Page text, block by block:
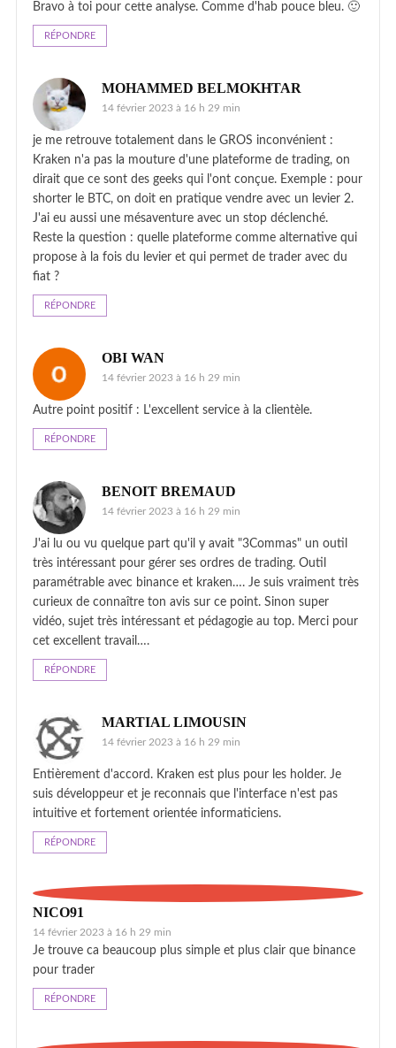
Bravo à toi pour cette analyse. Comme d'hab pouce bleu. 🙂
RÉPONDRE
MOHAMMED BELMOKHTAR
14 février 2023 à 16 h 29 min
je me retrouve totalement dans le GROS inconvénient :
Kraken n'a pas la mouture d'une plateforme de trading, on
dirait que ce sont des geeks qui l'ont conçue. Exemple : pour
shorter le BTC, on doit en pratique vendre avec un levier 2.
J'ai eu aussi une mésaventure avec un stop déclenché.
Reste la question : quelle plateforme comme alternative qui
propose à la fois du levier et qui permet de trader avec du
fiat ?
RÉPONDRE
OBI WAN
14 février 2023 à 16 h 29 min
Autre point positif : L'excellent service à la clientèle.
RÉPONDRE
BENOIT BREMAUD
14 février 2023 à 16 h 29 min
J'ai lu ou vu quelque part qu'il y avait "3Commas" un outil
très intéressant pour gérer ses ordres de trading. Outil
paramétrable avec binance et kraken…. Je suis vraiment très
curieux de connaître ton avis sur ce point. Sinon super
vidéo, sujet très intéressant et pédagogie au top. Merci pour
cet excellent travail….
RÉPONDRE
MARTIAL LIMOUSIN
14 février 2023 à 16 h 29 min
Entièrement d'accord. Kraken est plus pour les holder. Je
suis développeur et je reconnais que l'interface n'est pas
intuitive et fortement orientée informaticiens.
RÉPONDRE
NICO91
14 février 2023 à 16 h 29 min
Je trouve ca beaucoup plus simple et plus clair que binance
pour trader
RÉPONDRE